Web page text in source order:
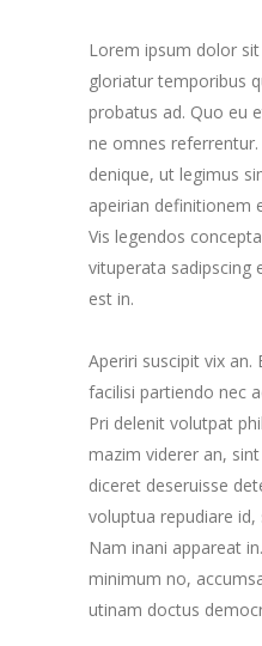
Lorem ipsum dolor
gloriatur temporibus
probatus ad. Quo eu
ne omnes
denique, ut legimus
apeirian definitionem
Vis legendos
vituperata sadipscing
est in.
Aperiri suscipit vix an.
facilisi partiendo nec
Pri delenit volutpat
mazim viderer an,
diceret deseruisse
voluptua repudiare
Nam inani appareat
minimum no,
utinam doctus